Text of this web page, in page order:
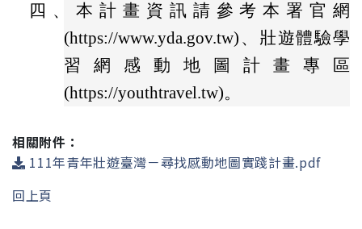
四、本計畫資訊請參考本署官網
(https://www.yda.gov.tw)、壯遊體驗學
習網感動地圖計畫專區
(https://youthtravel.tw)。
相關附件：
111年青年壯遊臺灣－尋找感動地圖實踐計畫.pdf
回上頁